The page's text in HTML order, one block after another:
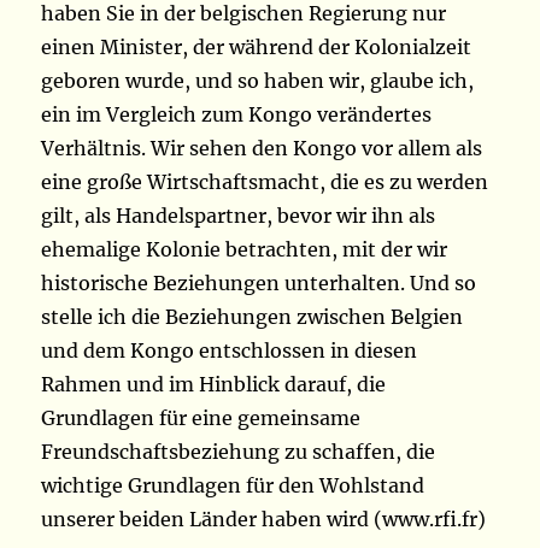
haben Sie in der belgischen Regierung nur
einen Minister, der während der Kolonialzeit
geboren wurde, und so haben wir, glaube ich,
ein im Vergleich zum Kongo verändertes
Verhältnis. Wir sehen den Kongo vor allem als
eine große Wirtschaftsmacht, die es zu werden
gilt, als Handelspartner, bevor wir ihn als
ehemalige Kolonie betrachten, mit der wir
historische Beziehungen unterhalten. Und so
stelle ich die Beziehungen zwischen Belgien
und dem Kongo entschlossen in diesen
Rahmen und im Hinblick darauf, die
Grundlagen für eine gemeinsame
Freundschaftsbeziehung zu schaffen, die
wichtige Grundlagen für den Wohlstand
unserer beiden Länder haben wird (www.rfi.fr)